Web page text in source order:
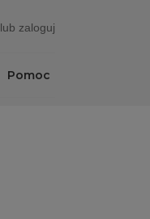
lub zaloguj
Pomoc